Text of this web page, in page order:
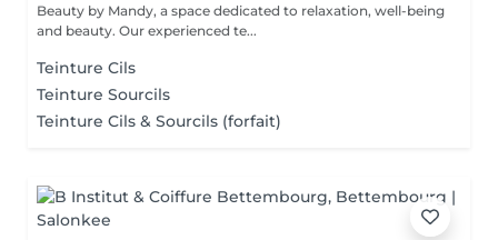
Beauty by Mandy, a space dedicated to relaxation, well-being
and beauty. Our experienced te...
Teinture Cils
Teinture Sourcils
Teinture Cils & Sourcils (forfait)